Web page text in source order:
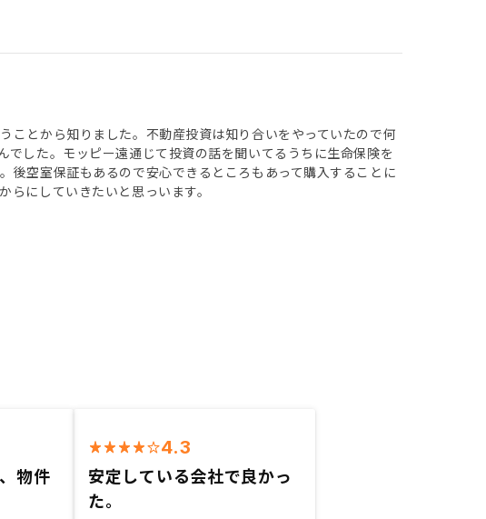
ことから知りました。不動産投資は知り合いをやっていたので何
でした。モッピー遠通じて投資の話を聞いてるうちに生命保険を
後空室保証もあるので安心できるところもあって購入することに
にしていきたいと思っいます。
物件
4.3
安定している会社で良かっ
た。